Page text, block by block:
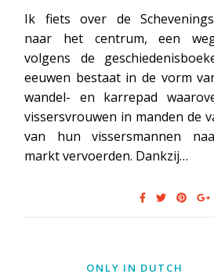
Ik fiets over de
naar het centrum, een
volgens de
eeuwen bestaat in de vorm
wandel- en karrepad
vissersvrouwen in manden de
van hun vissersmannen
markt vervoerden. Dankzij…
ONLY IN DUTCH